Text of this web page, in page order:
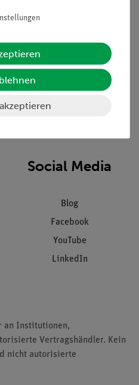
Einräumservice
Social Media
Blog
Facebook
YouTube
LinkedIn
an Institutionen,
Vertragshändler. Kein
nicht autorisierte